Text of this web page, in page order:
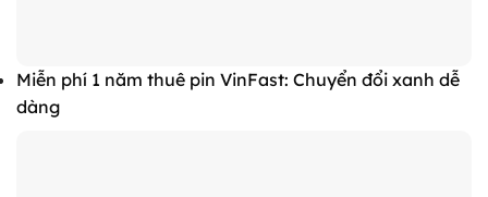
Miễn phí 1 năm thuê pin VinFast: Chuyển đổi xanh dễ
dàng